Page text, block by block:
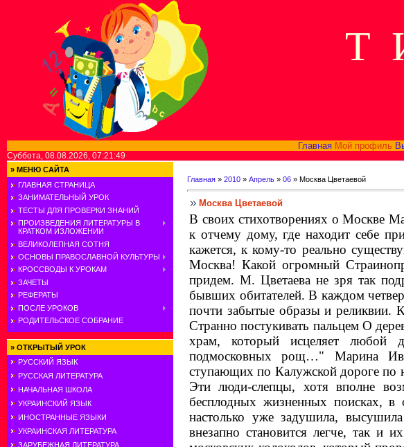
Т
Главная Мой профиль
Суббота, 08.08.2026, 07:21:49
» МЕНЮ САЙТА
ГЛАВНАЯ СТРАНИЦА
ЗАНИМАТЕЛЬНЫЙ УРОК
ТЕСТЫ ДЛЯ ПРОВЕРКИ ЗНАНИЙ
ПРОИЗВЕДЕНИЯ ЛИТЕРАТУРЫ В
КРАТКОМ ИЗЛОЖЕНИИ
ВЕЛИКОЛЕПНАЯ СОТНЯ
ОСНОВЫ ПРАВОСЛАВНОЙ КУЛЬТУРЫ
КРОССВОДЫ К УРОКАМ
ЗАЧЕТЫ
РЕФЕРАТЫ
ПОСЛЕ УРОКОВ
РОДИТЕЛЬСКОЕ СОБРАНИЕ
» ОТКРЫТЫЙ УРОК
РУССКИЙ ЯЗЫК
РУССКАЯ ЛИТЕРАТУРА
НАЧАЛЬНАЯ ШКОЛА
УКРАИНСКИЙ ЯЗЫК
ИНОСТРАННЫЕ ЯЗЫКИ
УКРАИНСКАЯ ЛИТЕРАТУРА
ЗАРУБЕЖНАЯ ЛИТЕРАТУРА
Главная » 2010 » Апрель » 06 » Москва Цветаевой
Москва Цветаевой
В своих стихотворениях о Москве
к отчему дому, где находит себе
кажется, к кому-то реально
Москва! Какой огромный
придем. М. Цветаева не зря так
бывших обитателей. В каждом
почти забытые образы и реликвии.
Странно постукивать пальцем О
храм, который исцеляет любой
подмосковных рощ…" Марина
ступающих по Калужской дороге по
Эти люди-слепцы, хотя вполне
бесплодных жизненных поисках,
настолько уже задушила,
внезапно становится легче, так и